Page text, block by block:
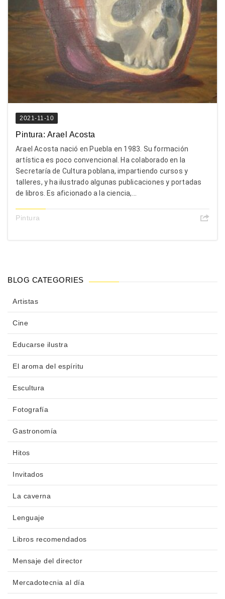
2021-11-10
Pintura: Arael Acosta
Arael Acosta nació en Puebla en 1983. Su formación
artística es poco convencional. Ha colaborado en la
Secretaría de Cultura poblana, impartiendo cursos y
talleres, y ha ilustrado algunas publicaciones y portadas
de libros. Es aficionado a la ciencia,...
Pintura
BLOG CATEGORIES
Artistas
Cine
Educarse ilustra
El aroma del espíritu
Escultura
Fotografía
Gastronomía
Hitos
Invitados
La caverna
Lenguaje
Libros recomendados
Mensaje del director
Mercadotecnia al día